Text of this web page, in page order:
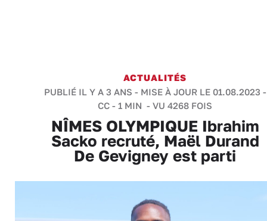
ACTUALITÉS
PUBLIÉ IL Y A 3 ANS - MISE À JOUR LE 01.08.2023 -
CC - 1 MIN - VU 4268 FOIS
NÎMES OLYMPIQUE Ibrahim
Sacko recruté, Maël Durand
De Gevigney est parti